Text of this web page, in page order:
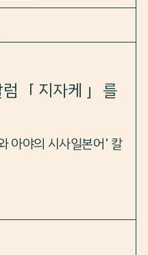
「 지자케 」를
아야의 시사일본어’ 칼